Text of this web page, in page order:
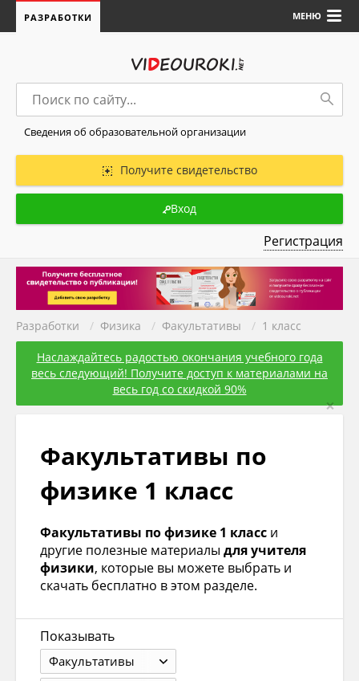
МЕНЮ
РАЗРАБОТКИ
Сведения об образовательной организации
Получите свидетельство
Вход
Регистрация
Разработки / Физика / Факультативы / 1 класс
Наслаждайтесь радостью окончания учебного года
весь следующий! Получите доступ к материалами на
весь год со скидкой 90%
×
Факультативы по
физике 1 класс
Факультативы по физике 1 класс и
другие полезные материалы для учителя
физики, которые вы можете выбрать и
скачать бесплатно в этом разделе.
Показывать
Факультативы